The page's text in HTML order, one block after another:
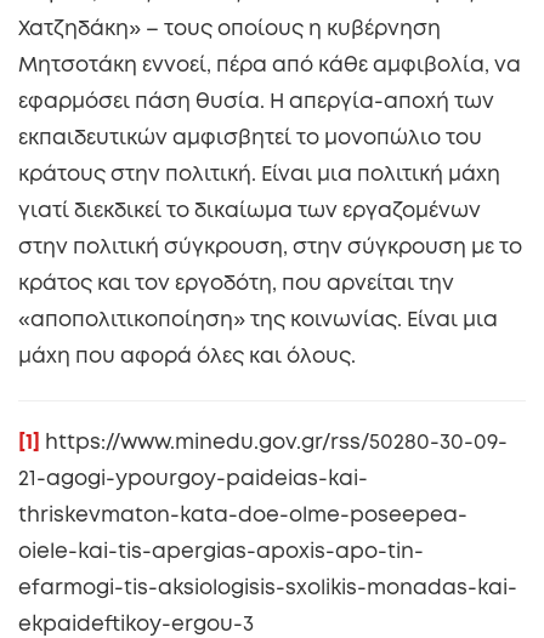
Χατζηδάκη» – τους οποίους η κυβέρνηση
Μητσοτάκη εννοεί, πέρα από κάθε αμφιβολία, να
εφαρμόσει πάση θυσία. Η απεργία-αποχή των
εκπαιδευτικών αμφισβητεί το μονοπώλιο του
κράτους στην πολιτική. Είναι μια πολιτική μάχη
γιατί διεκδικεί το δικαίωμα των εργαζομένων
στην πολιτική σύγκρουση, στην σύγκρουση με το
κράτος και τον εργοδότη, που αρνείται την
«αποπολιτικοποίηση» της κοινωνίας. Είναι μια
μάχη που αφορά όλες και όλους.
[1]
https://www.minedu.gov.gr/rss/50280-30-09-
21-agogi-ypourgoy-paideias-kai-
thriskevmaton-kata-doe-olme-poseepea-
oiele-kai-tis-apergias-apoxis-apo-tin-
efarmogi-tis-aksiologisis-sxolikis-monadas-kai-
ekpaideftikoy-ergou-3